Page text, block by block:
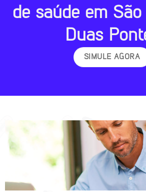
de saúde em São
Duas
SIMULE AGORA